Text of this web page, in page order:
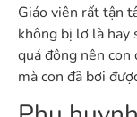
Giáo viên rất tận
không bị lơ là hay
quá đông nên con
mà con đã bơi